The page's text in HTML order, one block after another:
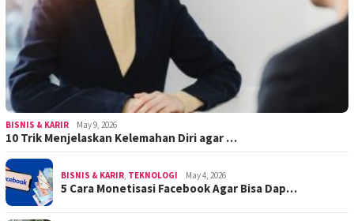
BISNIS & KARIR May 9, 2026
10 Trik Menjelaskan Kelemahan Diri agar …
BISNIS & KARIR TEKNOLOGI May 4, 2026
5 Cara Monetisasi Facebook Agar Bisa Dap…